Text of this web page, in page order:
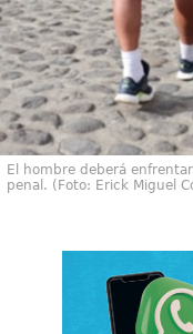
El hombre deberá
penal. (Foto: Erick Miguel